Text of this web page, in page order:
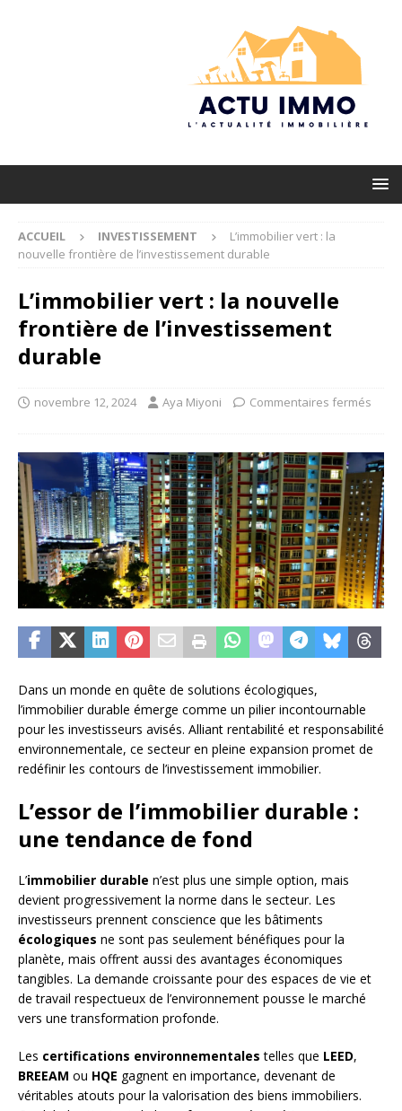
ACCUEIL INVESTISSEMENT
L’immobilier vert : la
nouvelle frontière de l’investissement durable
L’immobilier vert : la nouvelle
frontière de l’investissement
durable
novembre 12, 2024 Aya Miyoni Commentaires fermés
Dans un monde en quête de solutions écologiques,
l’immobilier durable émerge comme un pilier incontournable
pour les investisseurs avisés. Alliant rentabilité et responsabilité
environnementale, ce secteur en pleine expansion promet de
redéfinir les contours de l’investissement immobilier.
L’essor de l’immobilier durable :
une tendance de fond
L’immobilier durable n’est plus une simple option, mais
devient progressivement la norme dans le secteur. Les
investisseurs prennent conscience que les bâtiments
écologiques ne sont pas seulement bénéfiques pour la
planète, mais offrent aussi des avantages économiques
tangibles. La demande croissante pour des espaces de vie et
de travail respectueux de l’environnement pousse le marché
vers une transformation profonde.
Les certifications environnementales telles que LEED,
BREEAM ou HQE gagnent en importance, devenant de
véritables atouts pour la valorisation des biens immobiliers.